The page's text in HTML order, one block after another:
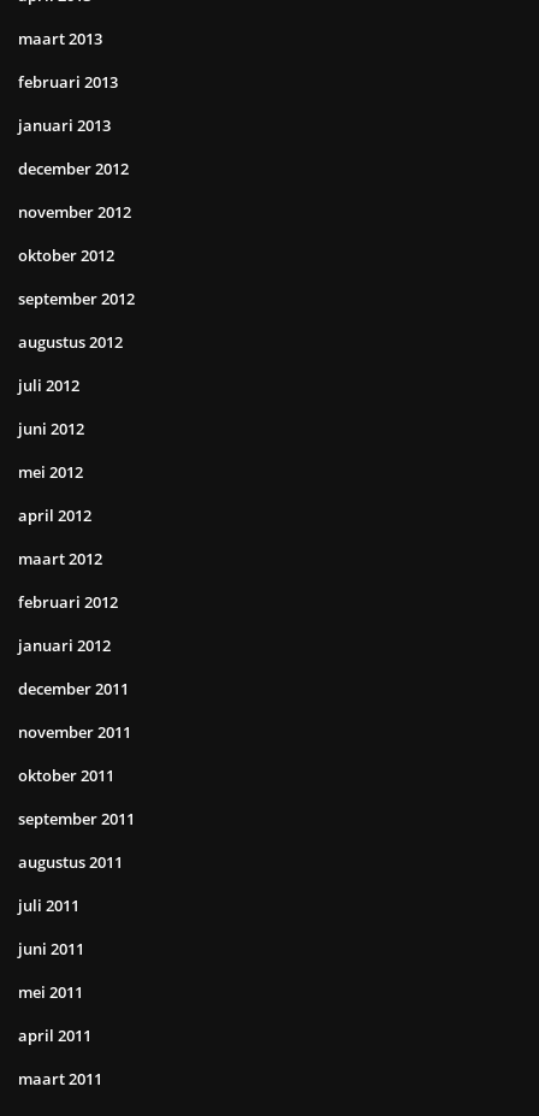
maart 2013
februari 2013
januari 2013
december 2012
november 2012
oktober 2012
september 2012
augustus 2012
juli 2012
juni 2012
mei 2012
april 2012
maart 2012
februari 2012
januari 2012
december 2011
november 2011
oktober 2011
september 2011
augustus 2011
juli 2011
juni 2011
mei 2011
april 2011
maart 2011